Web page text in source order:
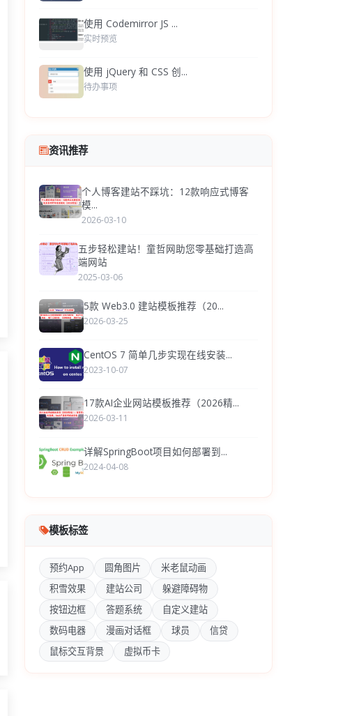
使用 Codemirror JS ...
实时预览
使用 jQuery 和 CSS 创...
待办事项
资讯推荐
个人博客建站不踩坑：12款响应式博客
模...
2026-03-10
五步轻松建站！童哲网助您零基础打造高
端网站
2025-03-06
5款 Web3.0 建站模板推荐（20...
2026-03-25
CentOS 7 简单几步实现在线安装...
2023-10-07
17款AI企业网站模板推荐（2026精...
2026-03-11
详解SpringBoot项目如何部署到...
2024-04-08
模板标签
预约App 圆角图片
米老鼠动画
积雪效果
建站公司
躲避障碍物
按钮边框
答题系统
自定义建站
数码电器
漫画对话框 球员
信贷
鼠标交互背景
虚拟币卡